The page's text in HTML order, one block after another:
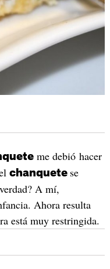
me debió hacer
chanquete se
A mí,
Ahora resulta
está muy restringida.